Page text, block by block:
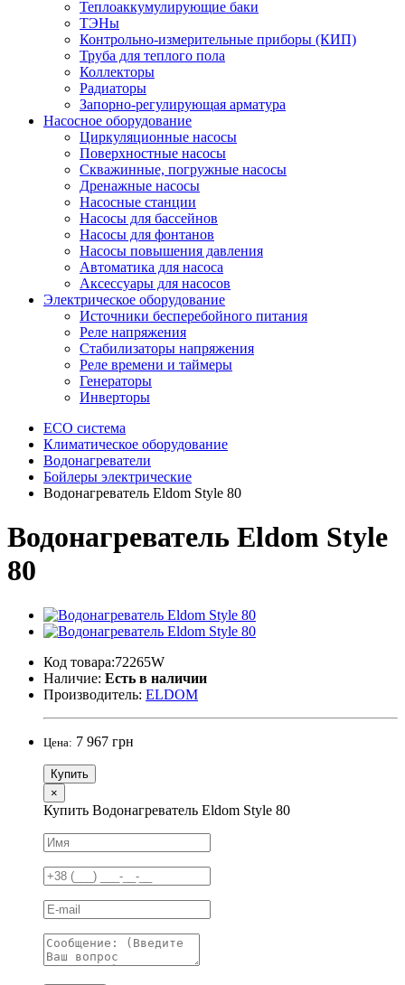
Теплоаккумулирующие баки
ТЭНы
Контрольно-измерительные приборы (КИП)
Труба для теплого пола
Коллекторы
Радиаторы
Запорно-регулирующая арматура
Насосное оборудование
Циркуляционные насосы
Поверхностные насосы
Скважинные, погружные насосы
Дренажные насосы
Насосные станции
Насосы для бассейнов
Насосы для фонтанов
Насосы повышения давления
Автоматика для насоса
Аксессуары для насосов
Электрическое оборудование
Источники бесперебойного питания
Реле напряжения
Стабилизаторы напряжения
Реле времени и таймеры
Генераторы
Инверторы
ECO система
Климатическое оборудование
Водонагреватели
Бойлеры электрические
Водонагреватель Eldom Style 80
Водонагреватель Eldom Style
80
Код товара:72265W
Наличие: Есть в наличии
Производитель: ELDOM
Цена: 7 967 грн
Купить
×
Купить Водонагреватель Eldom Style 80